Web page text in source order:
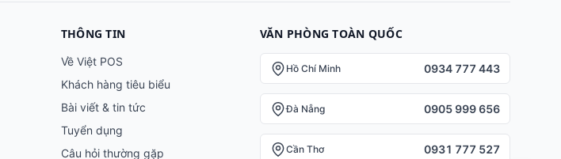
THÔNG TIN
Về Việt POS
Khách hàng tiêu biểu
Bài viết & tin tức
Tuyển dụng
Câu hỏi thường gặp
VĂN PHÒNG TOÀN QUỐC
Hồ Chí Minh 0934 777 443
Đà Nẵng 0905 999 656
Cần Thơ 0931 777 527